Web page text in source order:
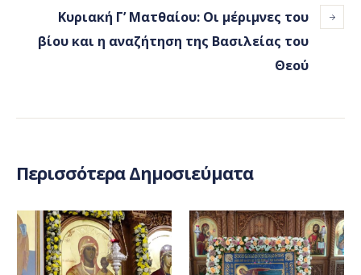
Κυριακή Γ’ Ματθαίου: Οι μέριμνες του
βίου και η αναζήτηση της Βασιλείας του
Θεού
Περισσότερα Δημοσιεύματα